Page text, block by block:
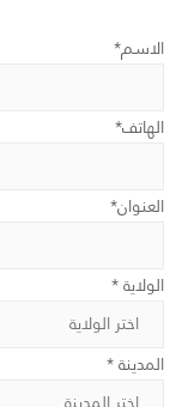
الاسم*
الهاتف*
العنوان*
الولاية *
المدينة *